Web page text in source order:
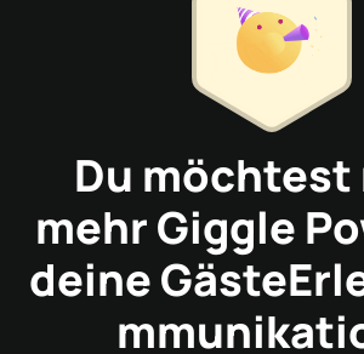
Du möchtest
mehr Giggle
deine